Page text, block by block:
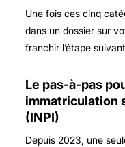
Une fois ces cinq
dans un dossier sur
franchir l’étape
Le pas-à-pas
immatriculation
(INPI)
Depuis 2023, une